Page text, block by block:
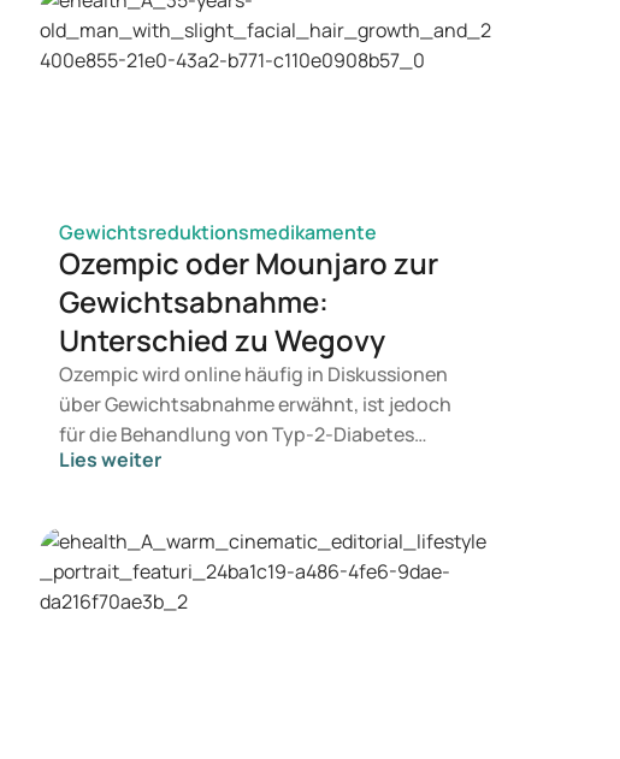
Gewichtsreduktionsmedikamente
Ozempic oder Mounjaro zur
Gewichtsabnahme:
Unterschied zu Wegovy
Ozempic wird online häufig in Diskussionen
über Gewichtsabnahme erwähnt, ist jedoch
für die Behandlung von Typ-2-Diabetes
vorgesehen. Suchen Sie eine Therapie zur
Betracht. Welche Behandlung für Sie geeignet
ist, entscheidet ein Arzt auf Grundlage Ihrer
Gesundheit, Ihres BMI und Ihres
Lies weiter